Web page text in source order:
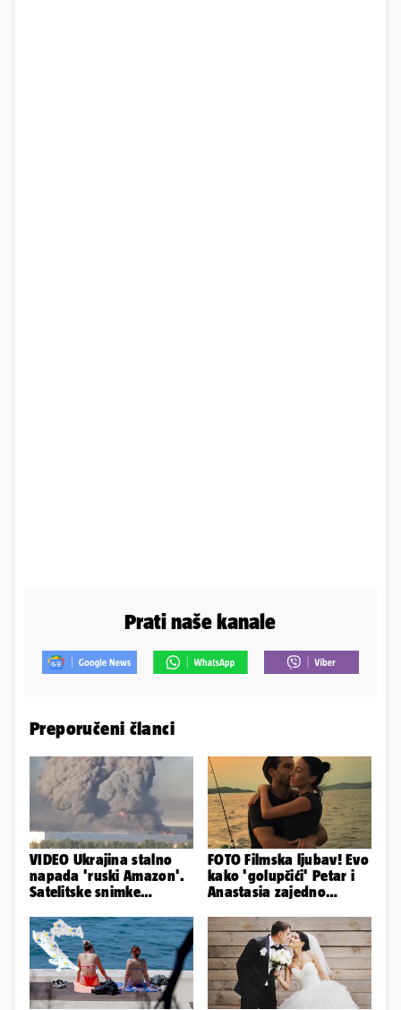
Prati naše kanale
Preporučeni članci
VIDEO Ukrajina stalno
napada 'ruski Amazon'.
Satelitske snimke
FOTO Filmska ljubav! Evo
kako 'golupčići' Petar i
Anastasia zajedno